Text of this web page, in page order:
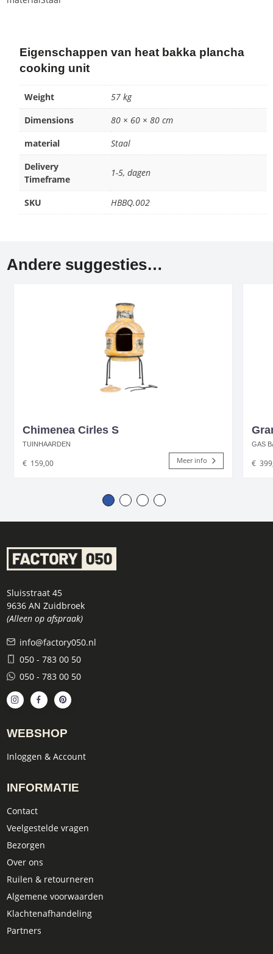
Eigenschappen van heat bakka plancha
cooking unit
Weight
57 kg
Dimensions
80 × 60 × 80 cm
material
Staal
Delivery
Timeframe
1-5, dagen
SKU HBBQ.002
Andere suggesties…
Chimenea Cirles S
TUINHAARDEN
€ 159,00 Meer info
GAS
€
Sluisstraat 45
9636 AN Zuidbroek
(Alleen op afspraak)
info@factory050.nl
050 - 783 00 50
050 - 783 00 50
WEBSHOP
Inloggen & Account
INFORMATIE
Contact
Veelgestelde vragen
Bezorgen
Over ons
Ruilen & retourneren
Algemene voorwaarden
Klachtenafhandeling
Partners